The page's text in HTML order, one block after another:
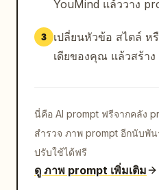
YouMind แล้ววาง
3
เปลี่ยนหัวข้อ สไตล์ ห
เดียของคุณ แล้วสร้าง
นี่คือ AI prompt ฟรีจากคลัง
สำรวจ ภาพ prompt อีกนับพั
ปรับใช้ได้ฟรี
ดู ภาพ prompt เพิ่มเติม